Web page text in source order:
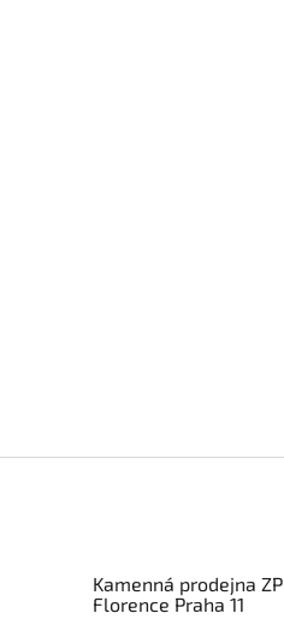
Kamenná prodejna ZP
Florence Praha 11